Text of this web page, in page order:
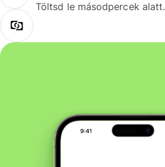
Töltsd le másodpercek alatt.